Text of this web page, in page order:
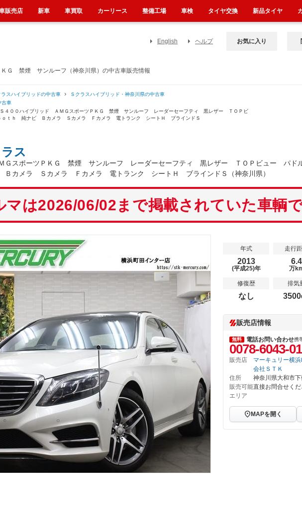
Ｇ 禁煙 サンルーフ（神奈川県）の中古車販売情報
English ヘルプ お気に入り
ラスハイブリッドの中古車
Ｓクラスハイブリッド・神奈川県の中古車
古車
Ｓ４００ハイブリッド ＡＭＧスポーツＰＫＧ 禁煙 サンルーフ レーダーセーフティ 黒レザー ＴＯＰビ
ｏｔｈ 純ナビ Ｂカメラ Ｓカメラ Ｆカメラ 電トランク シートＨ ブラインドＳ
ス
ＧスポーツＰＫＧ 禁煙 サンルーフ レーダーセーフティ 黒レザー ＴＯＰビュー パ
Ｂカメラ Ｓカメラ Ｆカメラ 電トランク シートＨ ブラインドＳ（神奈川県）
マは2026/06/02まで掲載されていた車輌
年式
2013
(平成25)年
走行
6.4
万
修復歴
なし
排気
販売店情報
無料 電話お問い合わせ携
0078-6043-
販売店
マーキュリー横
会社ＳＴＫ
住所
神奈川県大和市下
販売可能
エリア
直接お問合せく
MAPを開く
販売店 新車 車買取 カーリース 整備工場 車検 タイヤ交換 新品タイヤ